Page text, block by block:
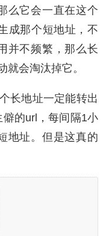
么它会一直在这个
成那个短地址，不
并不频繁，那么长
就会淘汰掉它。
长地址一定能转出
僻的url，每间隔1小
地址。但是这真的